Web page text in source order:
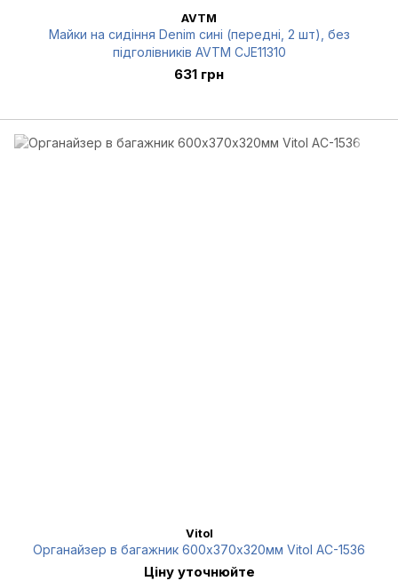
AVTM
Майки на сидіння Denim сині (передні, 2 шт), без
підголівників AVTM CJE11310
631 грн
Vitol
Органайзер в багажник 600х370х320мм Vitol AC-1536
Ціну уточнюйте